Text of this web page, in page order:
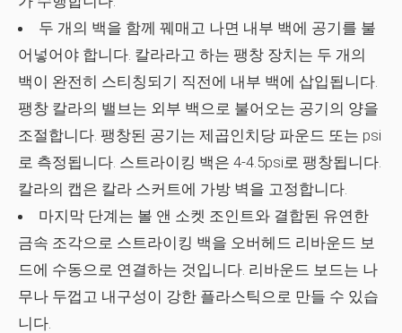
두 개의 백을 함께 꿰매고 나면 내부 백에 공기를 불
어넣어야 합니다. 칼라라고 하는 팽창 장치는 두 개의
백이 완전히 스티칭되기 직전에 내부 백에 삽입됩니다.
팽창 칼라의 밸브는 외부 백으로 불어오는 공기의 양을
조절합니다. 팽창된 공기는 제곱인치당 파운드 또는 psi
로 측정됩니다. 스트라이킹 백은 4-4.5psi로 팽창됩니다.
칼라의 캡은 칼라 스커트에 가방 벽을 고정합니다.
마지막 단계는 볼 앤 소켓 조인트와 결합된 유연한
금속 조각으로 스트라이킹 백을 오버헤드 리바운드 보
드에 수동으로 연결하는 것입니다. 리바운드 보드는 나
무나 두껍고 내구성이 강한 플라스틱으로 만들 수 있습
니다.